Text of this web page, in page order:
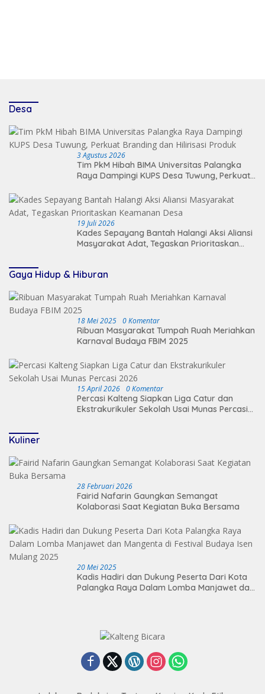
Desa
3 Agustus 2026
Tim PkM Hibah BIMA Universitas Palangka
Raya Dampingi KUPS Desa Tuwung, Perkuat
19 Juli 2026
Kades Sepayang Bantah Halangi Aksi Aliansi
Masyarakat Adat, Tegaskan Prioritaskan
Gaya Hidup & Hiburan
18 Mei 2025 0 Komentar
Ribuan Masyarakat Tumpah Ruah Meriahkan
Karnaval Budaya FBIM 2025
15 April 2026 0 Komentar
Percasi Kalteng Siapkan Liga Catur dan
Ekstrakurikuler Sekolah Usai Munas Percasi
Kuliner
28 Februari 2026
Fairid Nafarin Gaungkan Semangat
Kolaborasi Saat Kegiatan Buka Bersama
20 Mei 2025
Kadis Hadiri dan Dukung Peserta Dari Kota
Palangka Raya Dalam Lomba Manjawet dan